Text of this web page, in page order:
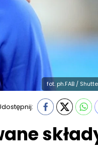
fot. ph.FAB /